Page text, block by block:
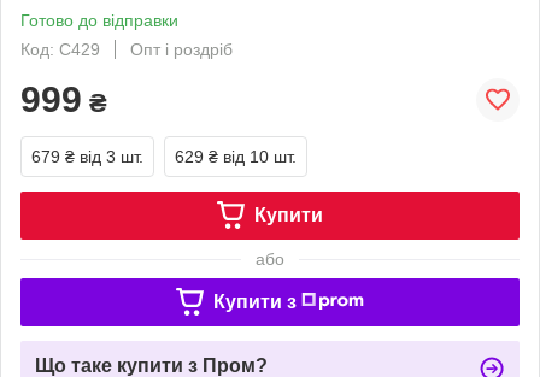
Готово до відправки
Код: C429
Опт і роздріб
999 ₴
679 ₴ від 3 шт. 629 ₴ від 10 шт.
Купити
або
Купити з
Що таке купити з Пром?